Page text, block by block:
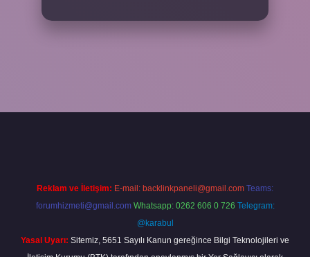
Reklam ve İletişim: E-mail: backlinkpaneli@gmail.com Teams:
forumhizmeti@gmail.com Whatsapp: 0262 606 0 726 Telegram:
@karabul
Yasal Uyarı: Sitemiz, 5651 Sayılı Kanun gereğince Bilgi Teknolojileri ve